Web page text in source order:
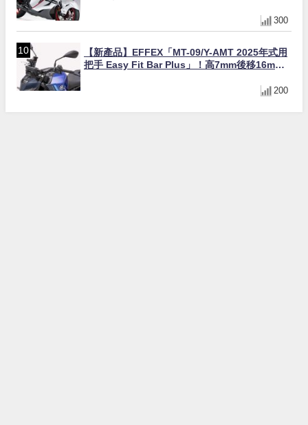
300
【新產品】EFFEX「MT-09/Y-AMT 2025年式用
把手 Easy Fit Bar Plus」！高7mm後移16mm
200